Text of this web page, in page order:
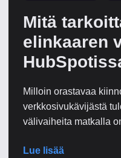
Mitä
elinkaaren
Milloin orastavaa
verkkosivukävijästä
välivaiheita matkalla
Lue lisää